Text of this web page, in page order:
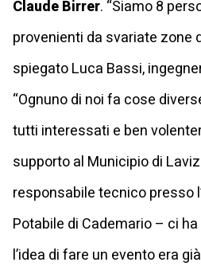
Claude Birrer. “Siamo 8
provenienti da svariate zone
spiegato Luca Bassi,
“Ognuno di noi fa cose
tutti interessati e ben
supporto al Municipio di
responsabile tecnico presso
Potabile di Cademario – ci
l’idea di fare un evento era